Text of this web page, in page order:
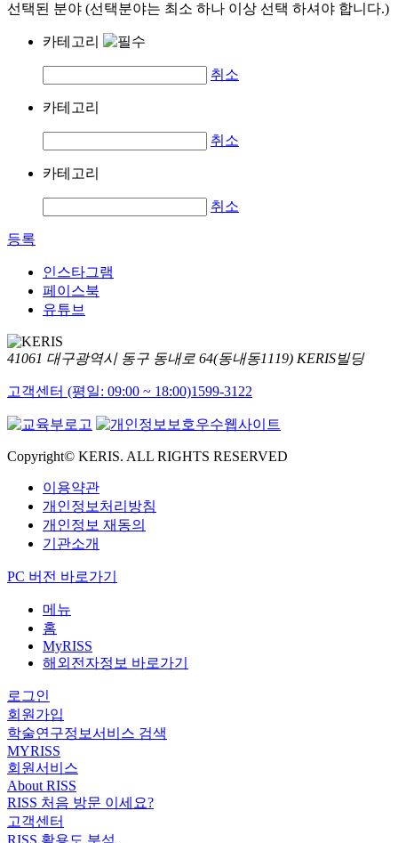
선택된 분야 (선택분야는 최소 하나 이상 선택 하셔야 합니다.)
카테고리
취소
카테고리
취소
카테고리
취소
등록
인스타그램
페이스북
유튜브
41061 대구광역시 동구 동내로 64(동내동1119) KERIS빌딩
고객센터 (평일: 09:00 ~ 18:00)1599-3122
Copyright© KERIS. ALL RIGHTS RESERVED
이용약관
개인정보처리방침
개인정보 재동의
기관소개
PC 버전 바로가기
메뉴
홈
MyRISS
해외전자정보 바로가기
로그인
회원가입
학술연구정보서비스 검색
MYRISS
회원서비스
About RISS
RISS 처음 방문 이세요?
고객센터